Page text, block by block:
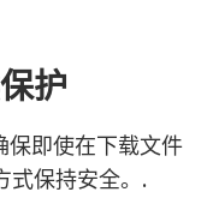
护
保即使在下载文件
式保持安全。.